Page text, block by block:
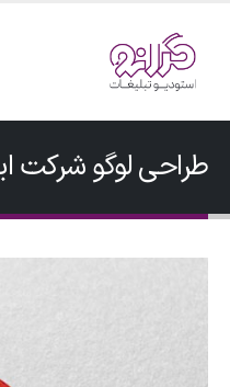
طراحی لوگو شرکت